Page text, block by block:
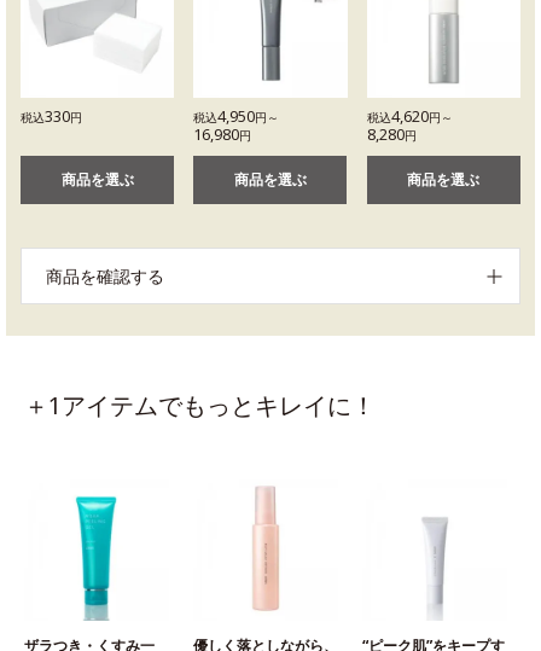
税込330円
商品を選ぶ
税込4,950円～
16,980円
商品を選ぶ
税込4,620円～
8,280円
商品を選ぶ
商品を確認する
＋1アイテムでもっとキレイに！
ザラつき・くすみ一 優しく落としながら、 “ピーク肌”をキープす